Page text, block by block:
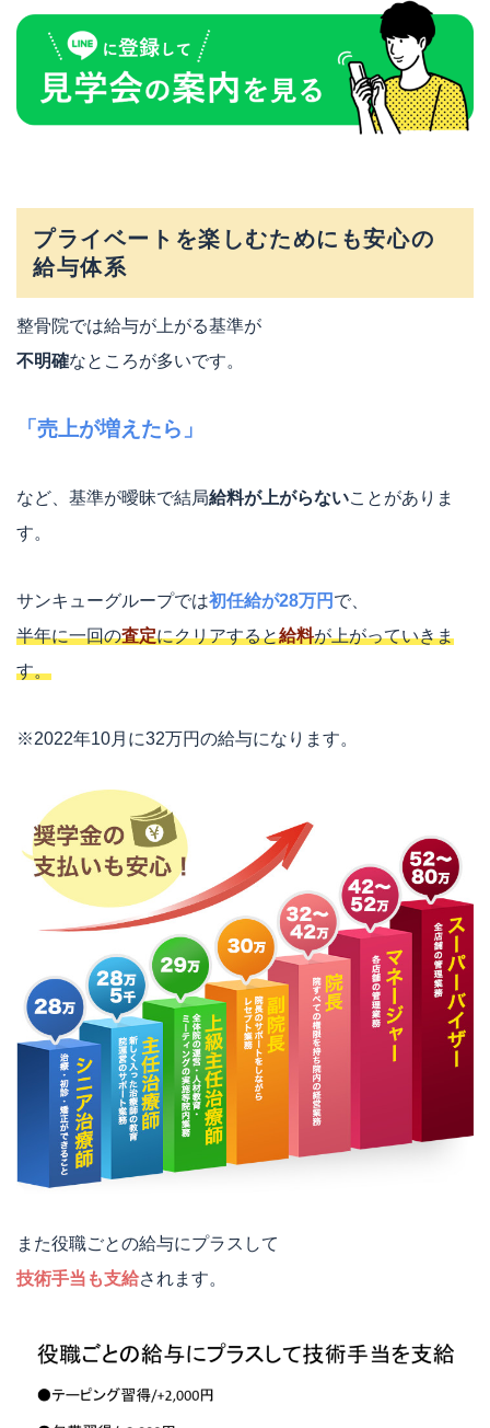
プライベートを楽しむためにも安心の
給与体系
整骨院では給与が上がる基準が
不明確なところが多いです。
「売上が増えたら」
など、基準が曖昧で結局給料が上がらないことがありま
す。
サンキューグループでは初任給が28万円 で、
半年に一回の査定にクリアすると給料が上がっていきま
す。
※2022年10月に32万円の給与になります。
また役職ごとの給与にプラスして
技術手当も支給されます。